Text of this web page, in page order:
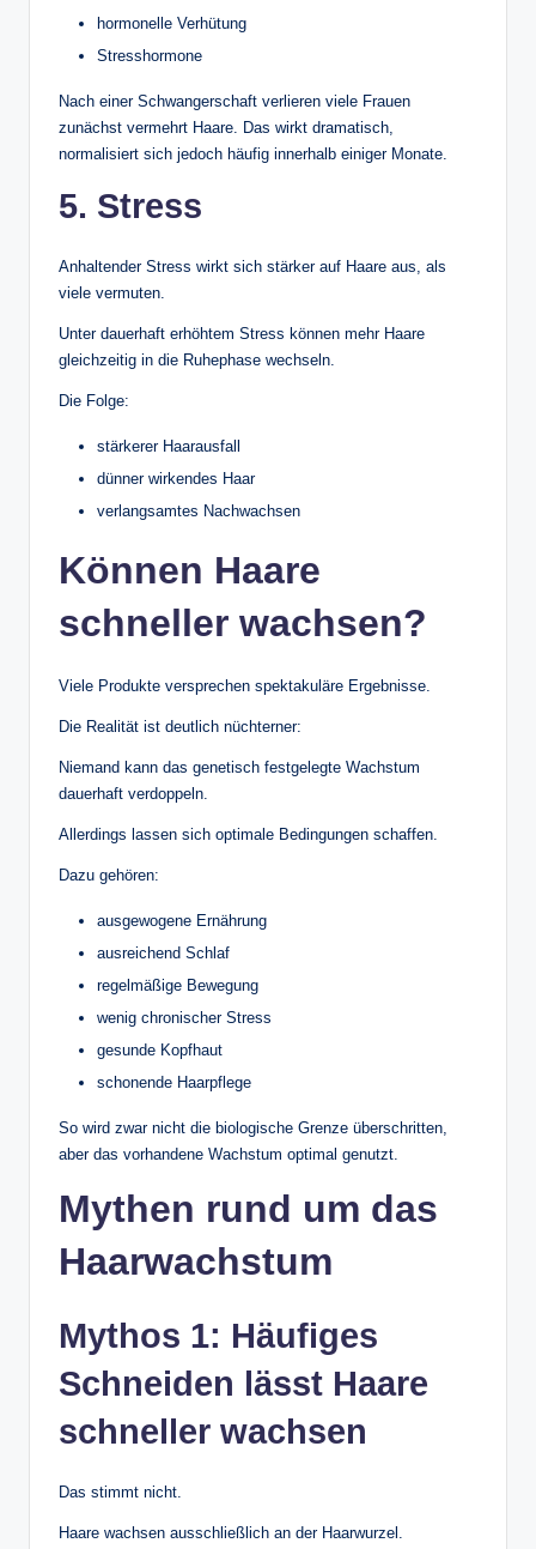
hormonelle Verhütung
Stresshormone
Nach einer Schwangerschaft verlieren viele Frauen
zunächst vermehrt Haare. Das wirkt dramatisch,
normalisiert sich jedoch häufig innerhalb einiger Monate.
5. Stress
Anhaltender Stress wirkt sich stärker auf Haare aus, als
viele vermuten.
Unter dauerhaft erhöhtem Stress können mehr Haare
gleichzeitig in die Ruhephase wechseln.
Die Folge:
stärkerer Haarausfall
dünner wirkendes Haar
verlangsamtes Nachwachsen
Können Haare
schneller wachsen?
Viele Produkte versprechen spektakuläre Ergebnisse.
Die Realität ist deutlich nüchterner:
Niemand kann das genetisch festgelegte Wachstum
dauerhaft verdoppeln.
Allerdings lassen sich optimale Bedingungen schaffen.
Dazu gehören:
ausgewogene Ernährung
ausreichend Schlaf
regelmäßige Bewegung
wenig chronischer Stress
gesunde Kopfhaut
schonende Haarpflege
So wird zwar nicht die biologische Grenze überschritten,
aber das vorhandene Wachstum optimal genutzt.
Mythen rund um das
Haarwachstum
Mythos 1: Häufiges
Schneiden lässt Haare
schneller wachsen
Das stimmt nicht.
Haare wachsen ausschließlich an der Haarwurzel.